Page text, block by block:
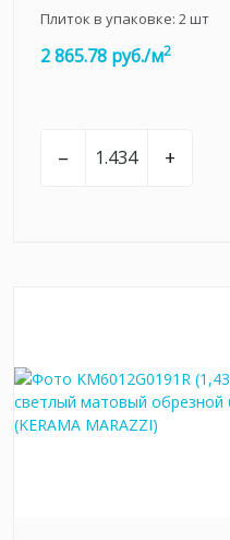
Плиток в упаковке: 2шт
2 865.78 руб./м2
– +